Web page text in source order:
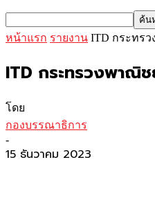
หน้าแรก รายงาน ITD กระทร
ITD กระทรวงพาณิ
โดย
กองบรรณาธิการ
-
15 ธันวาคม 2023